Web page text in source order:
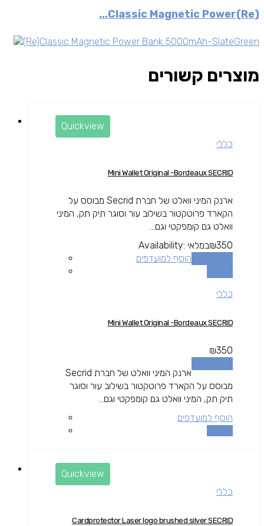
(Re)Classic Magnetic Power...
מוצרים קשורים
Quickview
כללי
Mini Wallet Original -Bordeaux SECRID
ארנק המיני וואלט של חברת Secrid מבוסס על
הקארד פרוטקטור בשילוב עור וסוגר תיק תק, המיני
וואלט גם קומפקטי וגם...
₪350
Availability: במלאי
הוסף למועדפים
כללי
Mini Wallet Original -Bordeaux SECRID
₪350
ארנק המיני וואלט של חברת Secrid
מבוסס על הקארד פרוטקטור בשילוב עור וסוגר
תיק תק, המיני וואלט גם קומפקטי וגם...
הוסף למועדפים
Quickview
כללי
Cardprotector Laser logo brushed silver SECRID